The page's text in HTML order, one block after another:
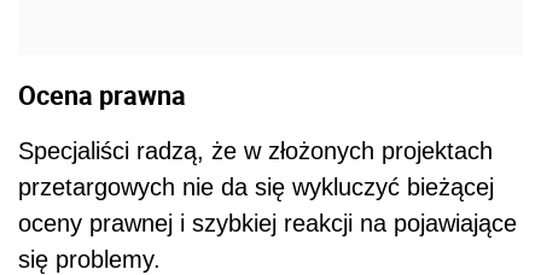
Ocena prawna
Specjaliści radzą, że w złożonych projektach
przetargowych nie da się wykluczyć bieżącej
oceny prawnej i szybkiej reakcji na pojawiające
się problemy.